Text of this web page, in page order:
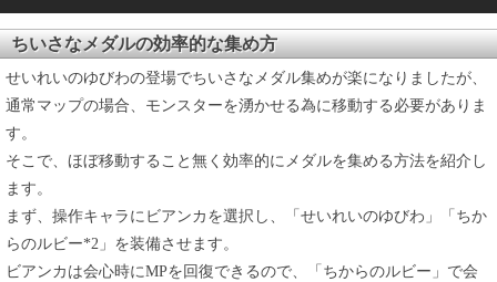
ちいさなメダルの効率的な集め方
せいれいのゆびわの登場でちいさなメダル集めが楽になりましたが、
通常マップの場合、モンスターを湧かせる為に移動する必要がありま
す。
そこで、ほぼ移動すること無く効率的にメダルを集める方法を紹介し
ます。
まず、操作キャラにビアンカを選択し、「せいれいのゆびわ」「ちか
らのルビー*2」を装備させます。
ビアンカは会心時にMPを回復できるので、「ちからのルビー」で会